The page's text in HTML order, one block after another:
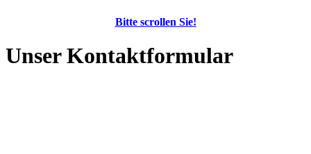
Bitte scrollen Sie!
Unser Kontaktformular